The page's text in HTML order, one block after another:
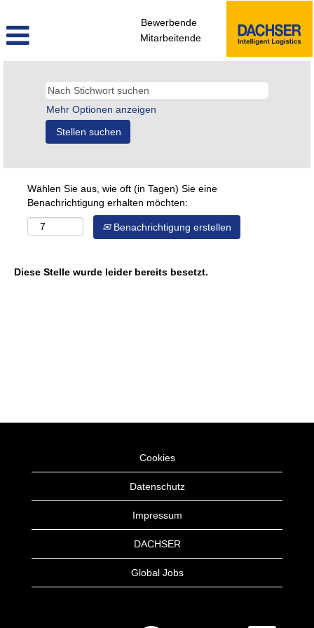
Bewerbende
Mitarbeitende
Mehr Optionen anzeigen
Wählen Sie aus, wie oft (in Tagen) Sie eine
Benachrichtigung erhalten möchten:
Benachrichtigung erstellen
Diese Stelle wurde leider bereits besetzt.
Cookies
Datenschutz
Impressum
DACHSER
Global Jobs